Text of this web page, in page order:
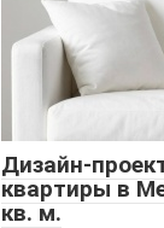
Дизайн-
квартиры в
кв. м.